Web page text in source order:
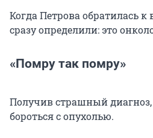
Когда Петрова обратилась к
сразу определили: это
«Помру так помру»
Получив страшный
бороться с опухолью.